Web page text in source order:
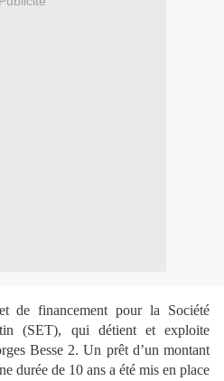
de financement pour la Société
(SET), qui détient et exploite
Besse 2. Un prêt d’un montant
durée de 10 ans a été mis en place